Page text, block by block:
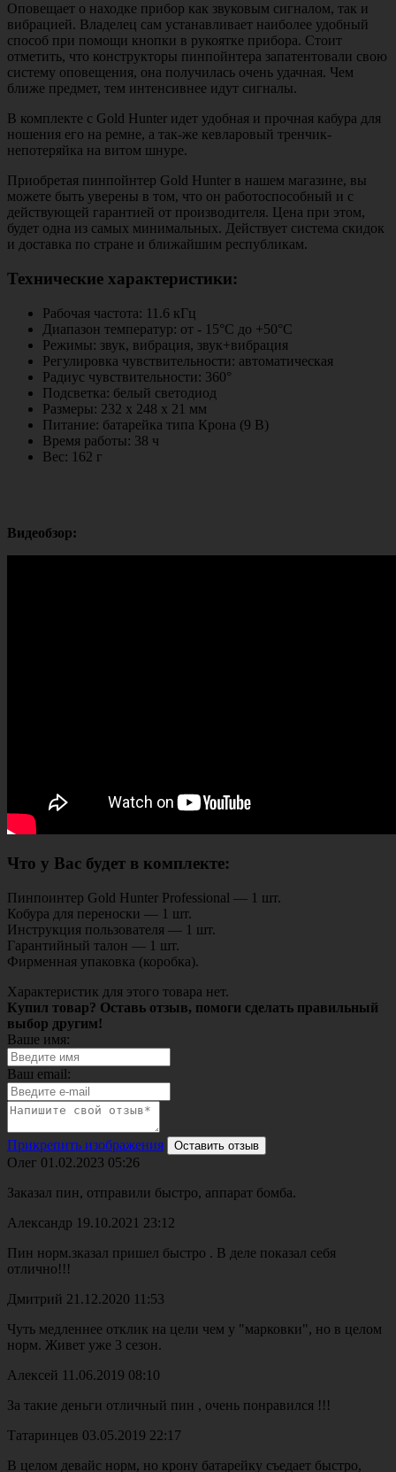
Оповещает о находке прибор как звуковым сигналом, так и
вибрацией. Владелец сам устанавливает наиболее удобный
способ при помощи кнопки в рукоятке прибора. Стоит
отметить, что конструкторы пинпойнтера запатентовали свою
систему оповещения, она получилась очень удачная. Чем
ближе предмет, тем интенсивнее идут сигналы.
В комплекте с Gold Hunter идет удобная и прочная кабура для
ношения его на ремне, а так-же кевларовый тренчик-
непотеряйка на витом шнуре.
Приобретая пинпойнтер Gold Hunter в нашем магазине, вы
можете быть уверены в том, что он работоспособный и с
действующей гарантией от производителя. Цена при этом,
будет одна из самых минимальных. Действует система скидок
и доставка по стране и ближайшим республикам.
Технические характеристики:
Рабочая частота: 11.6 кГц
Диапазон температур: от - 15°C до +50°C
Режимы: звук, вибрация, звук+вибрация
Регулировка чувствительности: автоматическая
Радиус чувствительности: 360°
Подсветка: белый светодиод
Размеры: 232 x 248 x 21 мм
Питание: батарейка типа Крона (9 В)
Время работы: 38 ч
Вес: 162 г
Видеобзор:
Что у Вас будет в комплекте:
Пинпоинтер Gold Hunter Professional — 1 шт.
Кобура для переноски — 1 шт.
Инструкция пользователя — 1 шт.
Гарантийный талон — 1 шт.
Фирменная упаковка (коробка).
Характеристик для этого товара нет.
Купил товар? Оставь отзыв, помоги сделать правильный
выбор другим!
Ваше имя:
Ваш email:
Прикрепить изображения Оставить отзыв
Олег 01.02.2023 05:26
Заказал пин, отправили быстро, аппарат бомба.
Александр 19.10.2021 23:12
Пин норм.зказал пришел быстро . В деле показал себя
отлично!!!
Дмитрий 21.12.2020 11:53
Чуть медленнее отклик на цели чем у "марковки", но в целом
норм. Живет уже 3 сезон.
Алексей 11.06.2019 08:10
За такие деньги отличный пин , очень понравился !!!
Татаринцев 03.05.2019 22:17
В целом девайс норм, но крону батарейку съедает быстро,